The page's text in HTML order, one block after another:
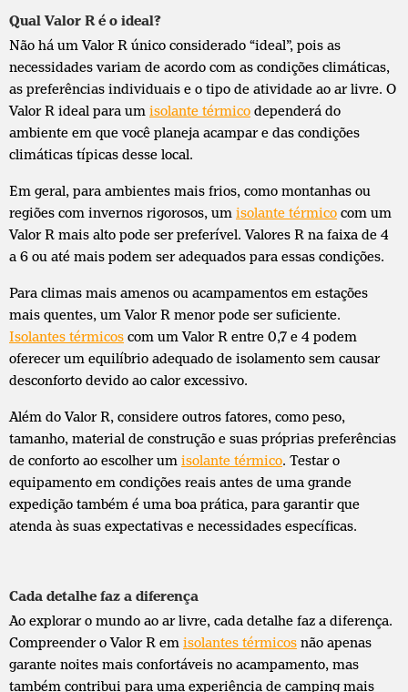
Qual Valor R é o ideal?
Não há um Valor R único considerado “ideal”, pois as
necessidades variam de acordo com as condições climáticas,
as preferências individuais e o tipo de atividade ao ar livre. O
Valor R ideal para um isolante térmico dependerá do
ambiente em que você planeja acampar e das condições
climáticas típicas desse local.
Em geral, para ambientes mais frios, como montanhas ou
regiões com invernos rigorosos, um isolante térmico com um
Valor R mais alto pode ser preferível. Valores R na faixa de 4
a 6 ou até mais podem ser adequados para essas condições.
Para climas mais amenos ou acampamentos em estações
mais quentes, um Valor R menor pode ser suficiente.
Isolantes térmicos com um Valor R entre 0,7 e 4 podem
oferecer um equilíbrio adequado de isolamento sem causar
desconforto devido ao calor excessivo.
Além do Valor R, considere outros fatores, como peso,
tamanho, material de construção e suas próprias preferências
de conforto ao escolher um isolante térmico. Testar o
equipamento em condições reais antes de uma grande
expedição também é uma boa prática, para garantir que
atenda às suas expectativas e necessidades específicas.
Cada detalhe faz a diferença
Ao explorar o mundo ao ar livre, cada detalhe faz a diferença.
Compreender o Valor R em isolantes térmicos não apenas
garante noites mais confortáveis no acampamento, mas
também contribui para uma experiência de camping mais